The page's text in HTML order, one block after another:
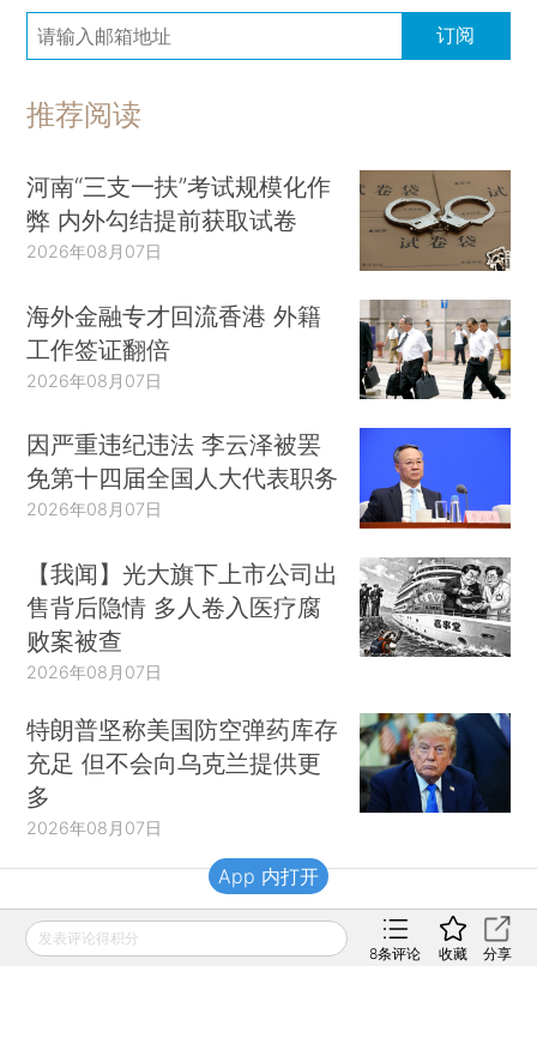
订阅
推荐阅读
河南“三支一扶”考试规模化作
弊 内外勾结提前获取试卷
2026年08月07日
海外金融专才回流香港 外籍
工作签证翻倍
2026年08月07日
因严重违纪违法 李云泽被罢
免第十四届全国人大代表职务
2026年08月07日
【我闻】光大旗下上市公司出
售背后隐情 多人卷入医疗腐
败案被查
2026年08月07日
特朗普坚称美国防空弹药库存
充足 但不会向乌克兰提供更
多
2026年08月07日
财新移动
发表评论得积分
8条评论 收藏 分享
App 内打开